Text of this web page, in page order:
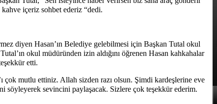
kahve içeriz sohbet ederiz “dedi.
diyen Hasan’ın Belediye gelebilmesi için Başkan Tutal okul
okul müdüründen izin aldığını öğrenen Hasan kahkahalar
etti.
çok mutlu ettiniz. Allah sizden razı olsun. Şimdi kardeşlerine eve
söyleyerek sevincini paylaşacak. Sizlere çok teşekkür ederim.